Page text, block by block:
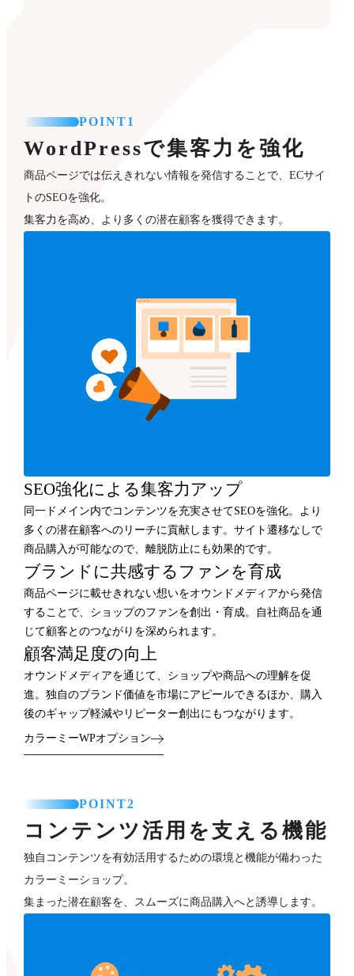
POINT1
WordPressで集客力を強化
商品ページでは伝えきれない情報を発信することで、ECサイ
トのSEOを強化。
集客力を高め、より多くの潜在顧客を獲得できます。
SEO強化による集客力アップ
同一ドメイン内でコンテンツを充実させてSEOを強化。より
多くの潜在顧客へのリーチに貢献します。サイト遷移なしで
商品購入が可能なので、離脱防止にも効果的です。
ブランドに共感するファンを育成
商品ページに載せきれない想いをオウンドメディアから発信
することで、ショップのファンを創出・育成。自社商品を通
じて顧客とのつながりを深められます。
顧客満足度の向上
オウンドメディアを通じて、ショップや商品への理解を促
進。独自のブランド価値を市場にアピールできるほか、購入
後のギャップ軽減やリピーター創出にもつながります。
カラーミーWPオプション
POINT2
コンテンツ活用を支える機能
独自コンテンツを有効活用するための環境と機能が備わった
カラーミーショップ。
集まった潜在顧客を、スムーズに商品購入へと誘導します。